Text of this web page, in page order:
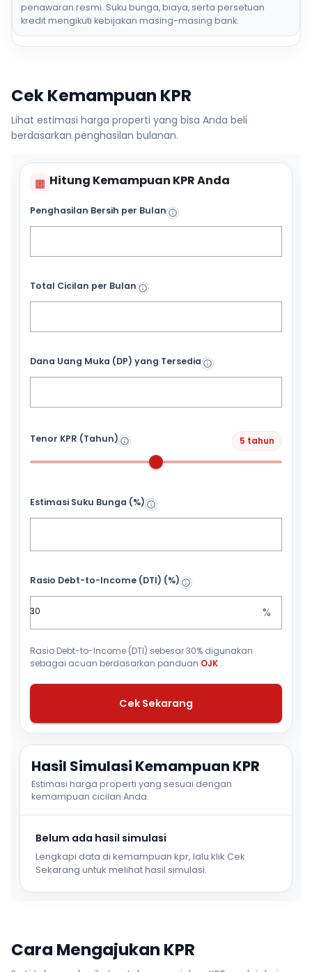
penawaran resmi. Suku bunga, biaya, serta persetuan
kredit mengikuti kebijakan masing-masing bank.
Cek Kemampuan KPR
Lihat estimasi harga properti yang bisa Anda beli
berdasarkan penghasilan bulanan.
▦ Hitung Kemampuan KPR Anda
Penghasilan Bersih per Bulan
Total Cicilan per Bulan
Dana Uang Muka (DP) yang Tersedia
Tenor KPR (Tahun) 5 tahun
Estimasi Suku Bunga (%)
Rasio Debt-to-Income (DTI) (%)
%
Rasio Debt-to-Income (DTI) sebesar 30% digunakan
sebagai acuan berdasarkan panduan OJK .
Cek Sekarang
Hasil Simulasi Kemampuan KPR
Estimasi harga properti yang sesuai dengan
kemampuan cicilan Anda.
Belum ada hasil simulasi
Lengkapi data di kemampuan kpr, lalu klik Cek
Sekarang untuk melihat hasil simulasi.
Cara Mengajukan KPR